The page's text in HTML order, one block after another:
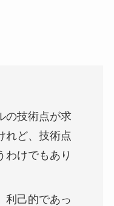
の技術点が求
れど、技術点
わけでもあり
利己的であっ